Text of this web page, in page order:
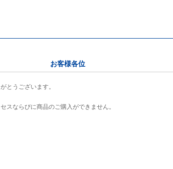
お客様各位
とうございます。
スならびに商品のご購入ができません。